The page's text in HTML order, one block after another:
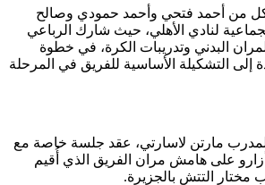
كل من أحمد فتحي وأحمد حمودي وصالح
لنادي الأهلي، حيث شارك الرباعي
البدني وتدريبات الكرة، في خطوة
إلى التشكيلة الأساسية للفريق في المرحلة
مارتن لاسارتي، عقد جلسة خاصة مع
أزارو على هامش مران الفريق الذي أُقيم
التتش بالجزيرة.